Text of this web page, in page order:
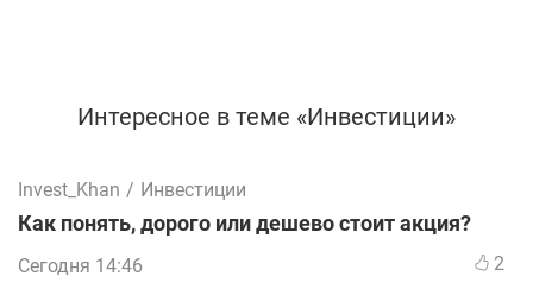
Интересное в теме «Инвестиции»
Invest_Khan / Инвестиции
Как понять, дорого или дешево стоит акция?
Сегодня 14:46 2